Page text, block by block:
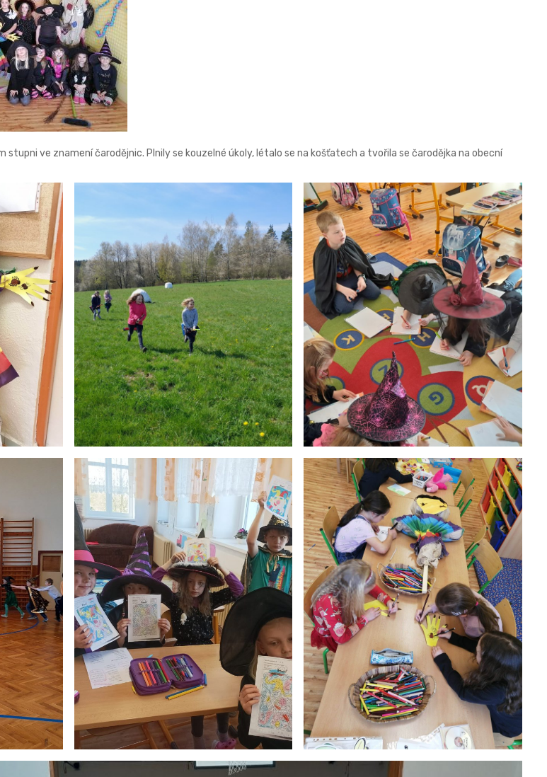
stupni ve znamení čarodějnic. Plnily se kouzelné úkoly, létalo se na košťatech a tvořila se čarodějka na obecní